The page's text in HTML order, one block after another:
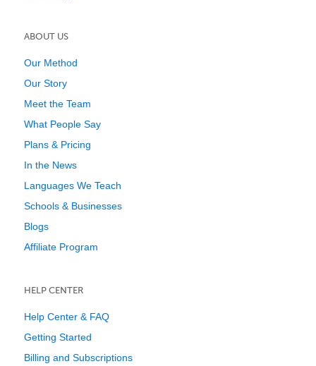
ABOUT US
Our Method
Our Story
Meet the Team
What People Say
Plans & Pricing
In the News
Languages We Teach
Schools & Businesses
Blogs
Affiliate Program
HELP CENTER
Help Center & FAQ
Getting Started
Billing and Subscriptions